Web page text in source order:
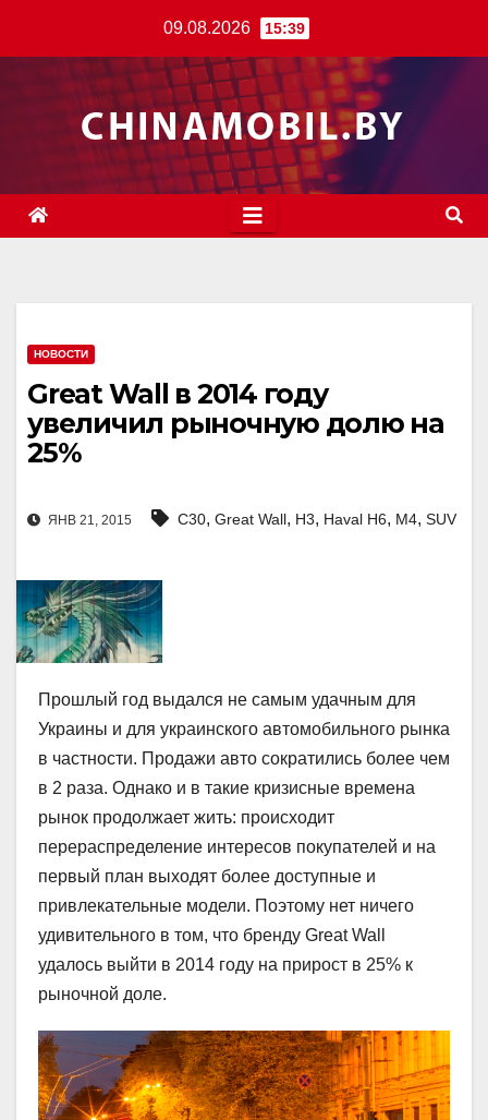
содержимому
09.08.2026 15:39
НОВОСТИ
Great Wall в 2014 году
увеличил рыночную долю на
25%
ЯНВ 21, 2015 C30, Great Wall, H3, Haval H6, M4, SUV
Прошлый год выдался не самым удачным для
Украины и для украинского автомобильного рынка
в частности. Продажи авто сократились более чем
в 2 раза. Однако и в такие кризисные времена
рынок продолжает жить: происходит
перераспределение интересов покупателей и на
первый план выходят более доступные и
привлекательные модели. Поэтому нет ничего
удивительного в том, что бренду Great Wall
удалось выйти в 2014 году на прирост в 25% к
рыночной доле.